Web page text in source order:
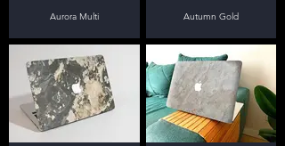
Aurora Multi Autumn Gold